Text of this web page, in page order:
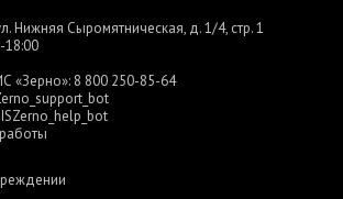
Нижняя Сыромятническая, д. 1/4, стр. 1
18:00
«Зерно»: 8 800 250-85-64